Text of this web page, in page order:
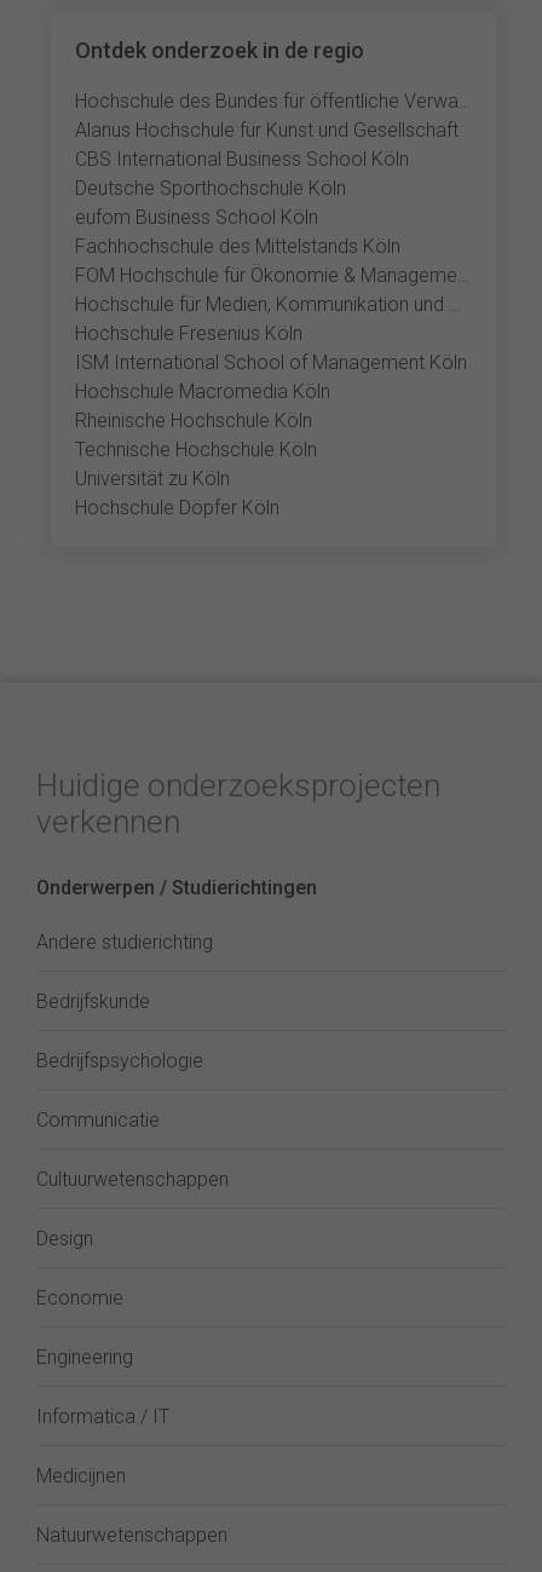
Ontdek onderzoek in de regio
Hochschule des Bundes für öffentliche Verwaltung
Alanus Hochschule für Kunst und Gesellschaft
CBS International Business School Köln
Deutsche Sporthochschule Köln
eufom Business School Köln
Fachhochschule des Mittelstands Köln
FOM Hochschule für Ökonomie & Management Köln
Hochschule für Medien, Kommunikation und Wirtschaft Köln
Hochschule Fresenius Köln
ISM International School of Management Köln
Hochschule Macromedia Köln
Rheinische Hochschule Köln
Technische Hochschule Köln
Universität zu Köln
Hochschule Döpfer Köln
Huidige onderzoeksprojecten
verkennen
Onderwerpen / Studierichtingen
Andere studierichting
Bedrijfskunde
Bedrijfspsychologie
Communicatie
Cultuurwetenschappen
Design
Economie
Engineering
Informatica / IT
Medicijnen
Natuurwetenschappen